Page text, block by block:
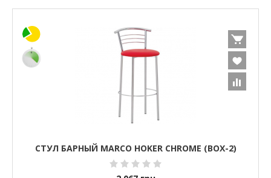
СТУЛ БАРНЫЙ MARCO HOKER CHROME (BOX-2)